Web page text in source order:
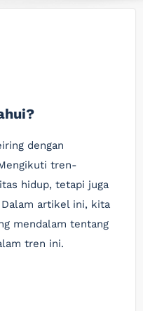
dengan
tren-
hidup, tetapi juga
artikel ini, kita
mendalam tentang
tren ini.